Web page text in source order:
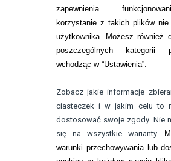
zapewnienia
korzystanie z takich plików
użytkownika. Możesz również
poszczególnych kategorii
wchodząc w “Ustawienia”.
Zobacz jakie informacje
ciasteczek i w jakim celu to
dostosować swoje zgody. Nie
się na wszystkie warianty.
warunki przechowywania lub
KONTAKT
telefon:
22 113 44 42
telefon:
732 08 08 72